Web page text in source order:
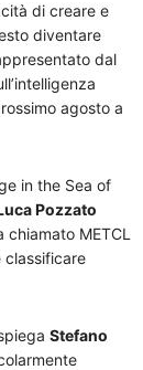
di creare e
diventare
dal
agosto a
in the Sea of
Pozzato
METCL
classificare
Stefano